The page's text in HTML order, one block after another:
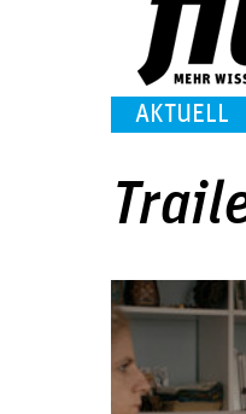
AKTUELL